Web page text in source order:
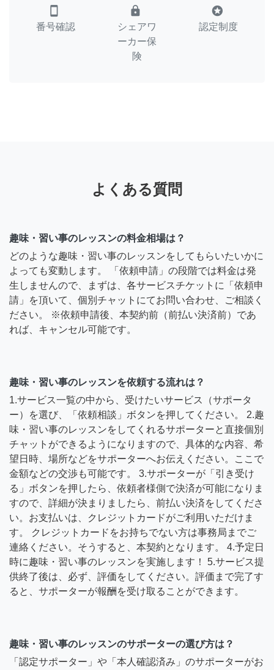
smartphone
番号確認
lock
シェアワ
ーカー保
険
stars
認定制度
よくある質問
趣味・習い事のレッスンの料金相場は？
どのような趣味・習い事のレッスンをしてもらいたいかに
よっても変動します。 「依頼申請」の段階では料金は発
生しませんので、まずは、各サービスチケットに「依頼申
請」を頂いて、個別チャットにてお問い合わせ、ご相談く
ださい。 ※依頼申請後、本契約前（前払い決済前）であ
れば、キャンセル可能です。
趣味・習い事のレッスンを依頼する流れは？
1.サービス一覧の中から、受けたいサービス（サポータ
ー）を選び、「依頼相談」ボタンを押してください。 2.趣
味・習い事のレッスンをしてくれるサポーターと直接個別
チャットができるようになりますので、具体的な内容、希
望日時、場所などをサポーターへお伝えください。ここで
金額などの交渉も可能です。 3.サポーターが「引き受け
る」ボタンを押したら、依頼者様側で決済が可能になりま
すので、詳細が決まりましたら、前払い決済をしてくださ
い。お支払いは、クレジットカードがご利用いただけま
す。 クレジットカードをお持ちでない方は事務局までご
連絡ください。そうすると、本契約となります。 4.予定日
時に趣味・習い事のレッスンを実施します！ 5.サービス提
供終了後は、必ず、評価をしてください。評価まで完了す
ると、サポーターが報酬を受け取ることができます。
趣味・習い事のレッスンのサポーターの選び方は？
「認定サポーター」や「本人確認済み」のサポーターがお